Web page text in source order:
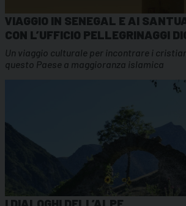
VIAGGIO IN SENEGAL E AI
CON L’UFFICIO PELLEGRINAGGI
Un viaggio culturale per incontrare i
questo Paese a maggioranza islamica
I DIALOGHI DELL’ALPE